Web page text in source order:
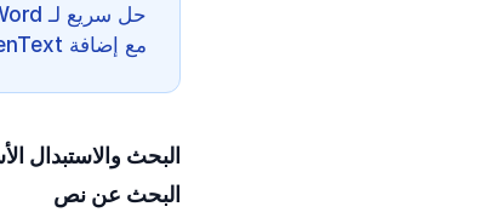
مع إضافة GenText لـ Microsoft Word.
البحث والاستبدال
البحث عن نص